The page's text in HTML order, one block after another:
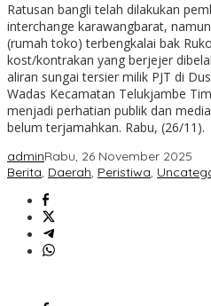
Ratusan bangli telah dilakukan
interchange karawangbarat,
(rumah toko) terbengkalai bak
kost/kontrakan yang berjejer
aliran sungai tersier milik PJT di
Wadas Kecamatan Telukjambe
menjadi perhatian publik dan
belum terjamahkan. Rabu, (26/11).
adminRabu, 26 November 2025
Berita, Daerah, Peristiwa,